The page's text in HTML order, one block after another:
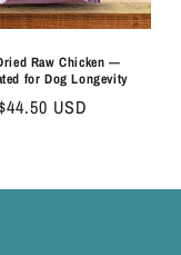
Raw Chicken —
for Dog Longevity
USD